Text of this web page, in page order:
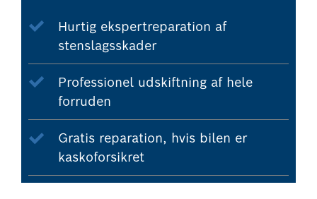
Hurtig ekspertreparation af
stenslagsskader
Professionel udskiftning af hele
forruden
Gratis reparation, hvis bilen er
kaskoforsikret